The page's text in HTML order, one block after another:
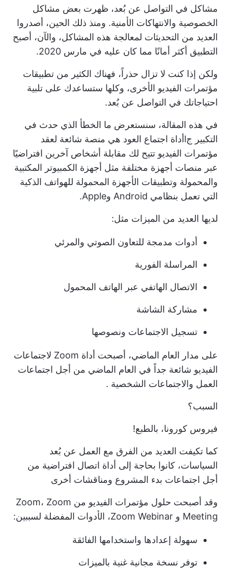
مشاكل في التواصل عن بُعد، ظهرت بعض مشاكل
الخصوصية والانتهاكات الأمنية. ومنذ ذلك الحين، أصدروا
العديد من التحديثات لمعالجة هذه المشاكل، والآن، أصبح
التطبيق أكثر أمانًا مما كان عليه في مارس 2020.
ولكن إذا كنت لا تزال حذراً، فهناك الكثير من تطبيقات
مؤتمرات الفيديو الأخرى، وكلها ستساعدك على تلبية
احتياجاتك في التواصل عن بُعد.
في هذه المقالة، سنستعرض ما الخطأ الذي حدث في
التكبير جlأداة اجتماع العود هي منصة شائعة لعقد
مؤتمرات الفيديو تتيح لك مقابلة أشخاص آخرين افتراضيًا
عبر منصات أجهزة مختلفة مثل أجهزة الكمبيوتر المكتبية
والمحمولة وتطبيقات الأجهزة المحمولة للهواتف الذكية
التي تعمل بنظامي Android وApple.
لديها العديد من الميزات مثل:
أدوات مدمجة للتعاون الصوتي والمرئي
المراسلة الفورية
الاتصال الهاتفي عبر الهاتف المحمول
مشاركة الشاشة
تسجيل الاجتماعات ونصوصها
على مدار العام الماضي، أصبحت أداة Zoom لاجتماعات
الفيديو شائعة جداً في العام الماضي من أجل اجتماعات
العمل والاجتماعات الشخصية .
السبب؟
فيروس كورونا، بالطبع!
كما تكيفت العديد من الفرق مع العمل عن بُعد
السياسات، كانوا بحاجة إلى أداة اتصال افتراضية من
أجل اجتماعات بدء المشروع ومناقشات أخرى
وقد أصبحت حلول مؤتمرات الفيديو من Zoom، Zoom
Meeting و Zoom Webinar، الأدوات المفضلة لسببين:
سهولة إعدادها واستخدامها الفائقة
توفر نسخة مجانية غنية بالميزات